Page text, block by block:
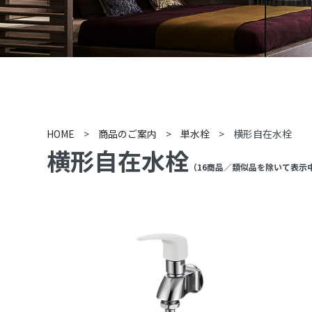
HOME > 商品のご案内 > 単水栓 > 横形自在水栓
横形自在水栓 （16商品／類似品を除いて表示